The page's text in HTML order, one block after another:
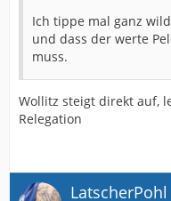
Ich tippe mal ganz
und dass der werte
muss.
Wollitz steigt direkt auf,
Relegation
LatscherPohl